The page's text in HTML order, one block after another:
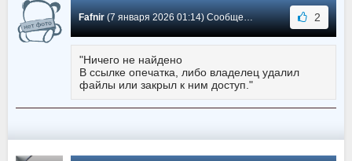
Fafnir(7 января 2026 01:14) Сообщение #100 2
"Ничего не найдено
В ссылке опечатка, либо владелец удалил
файлы или закрыл к ним доступ."